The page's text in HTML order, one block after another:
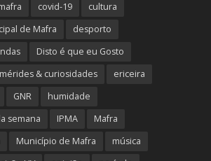
covid-19
cultura
de Mafra
desporto
Disto é que eu Gosto
& curiosidades
ericeira
GNR
humidade
semana
IPMA
Mafra
Município de Mafra
música